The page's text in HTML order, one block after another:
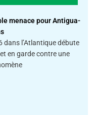
menace pour Antigua-
dans l’Atlantique débute
en garde contre une